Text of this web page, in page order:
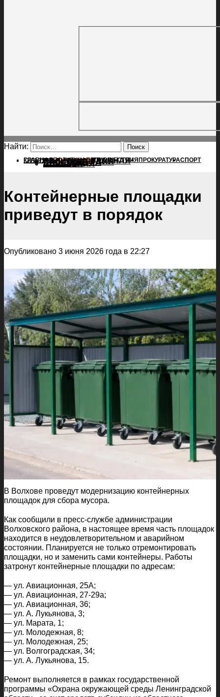
Найти:
ГЛАВНАЯПОЛИТИКАПРОИСШЕСТВИЯ ПРОКУРАТУРАСПОРТ
КУЛЬТУРАПОСЕЛЕНИЯГЛАВНАЯ
ПОЛИТИКА
ПРОИСШЕСТВИЯ
ПРОКУРАТУРА
СПОРТ
КУЛЬТУРА
ПОСЕЛЕНИЯ
Контейнерные площадки
приведут в порядок
Опубликовано 3 июня 2026 года в 22:27
В Волхове проведут модернизацию контейнерных
площадок для сбора мусора.
Как сообщили в пресс-службе администрации
Волховского района, в настоящее время часть площадок
находится в неудовлетворительном и аварийном
состоянии. Планируется не только отремонтировать
площадки, но и заменить сами контейнеры. Работы
затронут контейнерные площадки по адресам:
— ул. Авиационная, 25А;
— ул. Авиационная, 27-29а;
— ул. Авиационная, 36;
— ул. А. Лукьянова, 3;
— ул. Марата, 1;
— ул. Молодежная, 8;
— ул. Молодежная, 25;
— ул. Волгоградская, 34;
— ул. А. Лукьянова, 15.
Ремонт выполняется в рамках государственной
программы «Охрана окружающей среды Ленинградской